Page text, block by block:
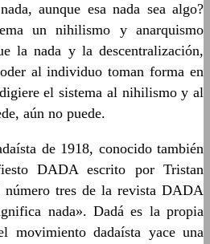
aunque esa nada sea algo?
un nihilismo y anarquismo
la nada y la descentralización,
al individuo toman forma en
el sistema al nihilismo y al
aún no puede.
de 1918, conocido también
DADA escrito por Tristan
tres de la revista DADA
nada». Dadá es la propia
movimiento dadaísta yace una